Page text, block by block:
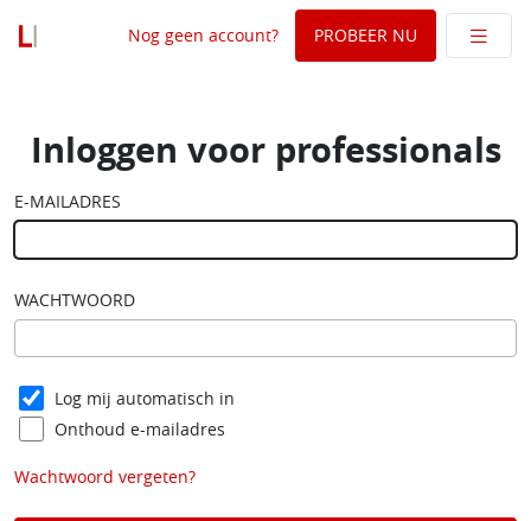
Nog geen account? PROBEER NU
Inloggen voor professionals
E-MAILADRES
WACHTWOORD
Log mij automatisch in
Onthoud e-mailadres
Wachtwoord vergeten?